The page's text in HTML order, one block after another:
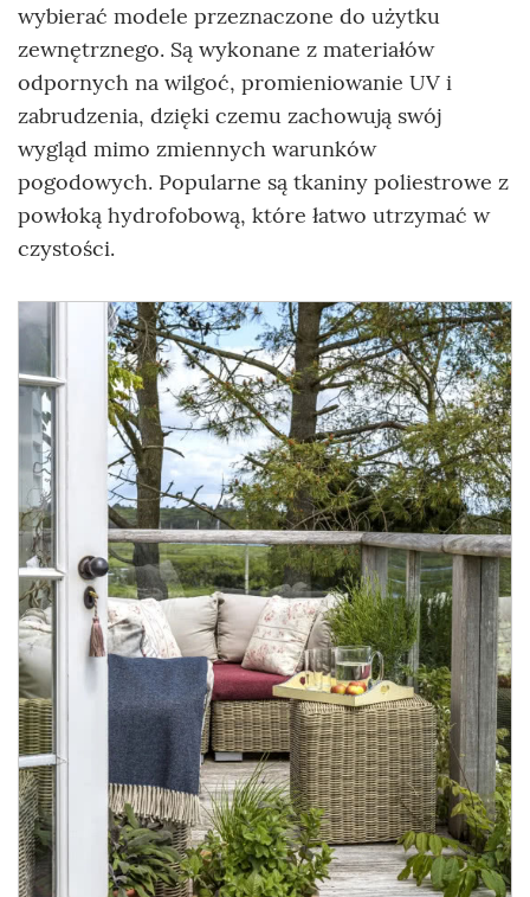
wybierać modele przeznaczone do użytku
zewnętrznego. Są wykonane z materiałów
odpornych na wilgoć, promieniowanie UV i
zabrudzenia, dzięki czemu zachowują swój
wygląd mimo zmiennych warunków
pogodowych. Popularne są tkaniny poliestrowe z
powłoką hydrofobową, które łatwo utrzymać w
czystości.